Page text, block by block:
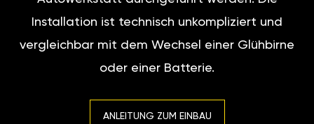
Installation ist technisch unkompliziert und
vergleichbar mit dem Wechsel einer Glühbirne
oder einer Batterie.
ANLEITUNG ZUM EINBAU